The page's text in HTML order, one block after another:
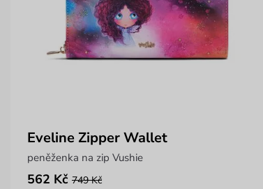
Eveline Zipper Wallet
peněženka na zip Vushie
562 Kč 749 Kč